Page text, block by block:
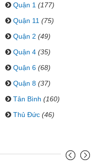
Quận 1 (177)
Quận 11 (75)
Quận 2 (49)
Quận 4 (35)
Quận 6 (68)
Quận 8 (37)
Tân Bình (160)
Thủ Đức (46)